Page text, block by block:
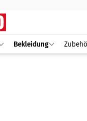
Bekleidung